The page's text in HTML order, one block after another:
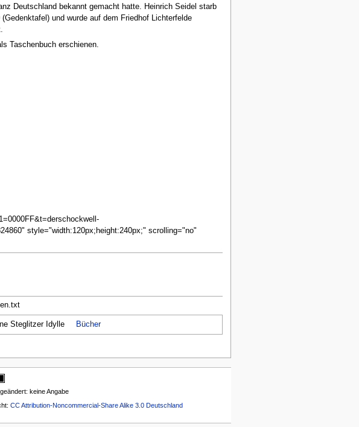
Deutschland bekannt gemacht hatte. Heinrich Seidel starb
und wurde auf dem Friedhof Lichterfelde
Taschenbuch erschienen.
style="width:120px;height:240px;" scrolling="no"
Steglitzer Idylle Bücher
keine Angabe
CC Attribution-Noncommercial-Share Alike 3.0 Deutschland